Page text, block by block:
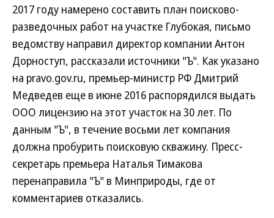
2017 году намерено составить план поисково-
разведочных работ на участке Глубокая, письмо
ведомству направил директор компании Антон
Дорноступ, рассказали источники "Ъ". Как указано
на pravo.gov.ru, премьер-министр РФ Дмитрий
Медведев еще в июне 2016 распорядился выдать
ООО лицензию на этот участок на 30 лет. По
данным "Ъ", в течение восьми лет компания
должна пробурить поисковую скважину. Пресс-
секретарь премьера Наталья Тимакова
перенаправила "Ъ" в Минприроды, где от
комментариев отказались.